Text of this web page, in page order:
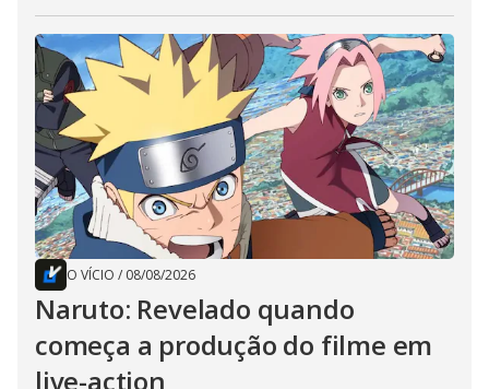
O VÍCIO / 08/08/2026
Naruto: Revelado quando
começa a produção do filme em
live-action